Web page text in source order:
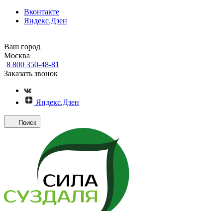
Вконтакте
Яндекс.Дзен
Ваш город
Москва
8 800 350-48-81
Заказать звонок
Яндекс.Дзен
Поиск